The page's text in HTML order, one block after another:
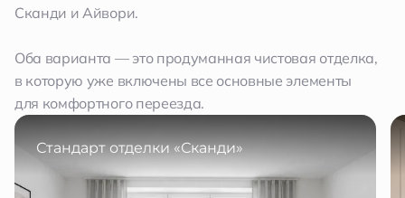
Сканди и Айвори.
Оба варианта — это продуманная чистовая отделка,
в которую уже включены все основные элементы
для комфортного переезда.
Стандарт отделки «Сканди»